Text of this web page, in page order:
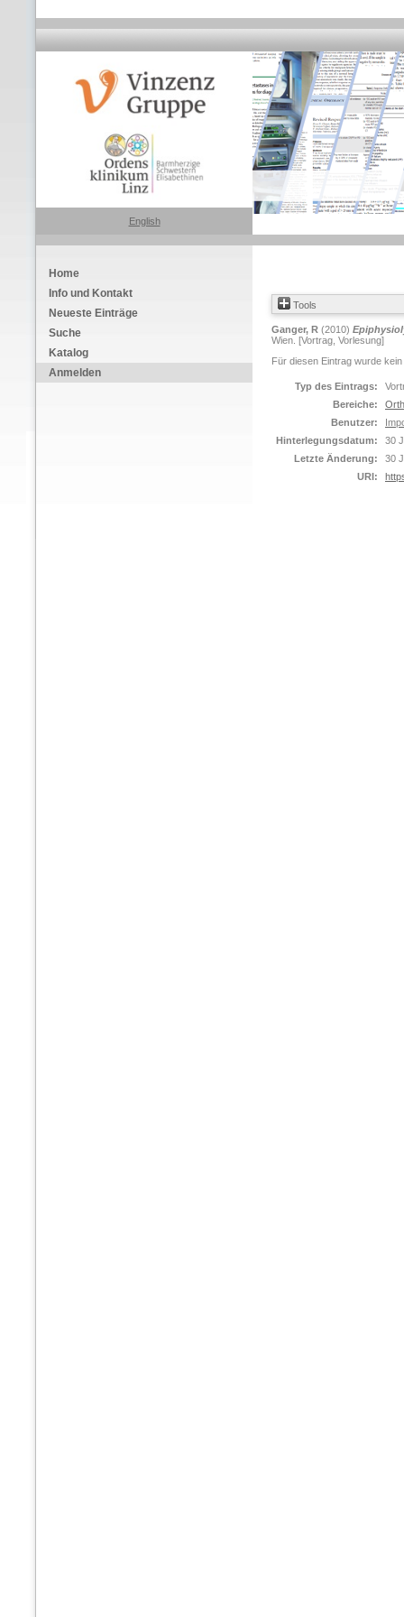
English
Home
Info und Kontakt
Neueste Einträge
Suche
Katalog
Anmelden
Tools
Ganger, R (2010)
Wien. [Vortrag, Vorlesung]
Für diesen Eintrag wurde
Typ des Eintrags:
Bereiche:
Benutzer:
Hinterlegungsdatum:
30
Letzte Änderung:
30
URI: